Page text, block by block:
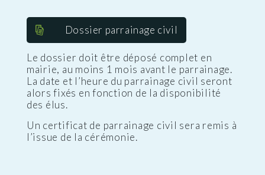
Dossier parrainage civil
Le dossier doit être déposé complet en
mairie, au moins 1 mois avant le parrainage.
La date et l’heure du parrainage civil seront
alors fixés en fonction de la disponibilité
des élus.
Un certificat de parrainage civil sera remis à
l’issue de la cérémonie.